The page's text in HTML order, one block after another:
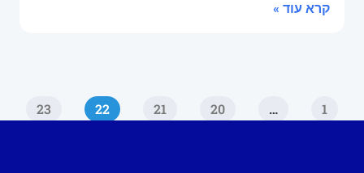
קרא עוד »
1
…
20
21
22
23